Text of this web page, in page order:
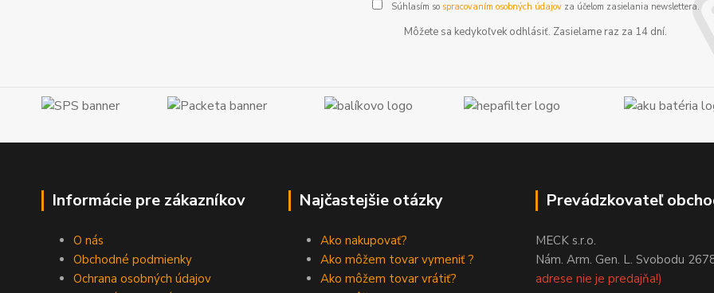
Súhlasím so spracovaním osobných údajovza účelom zasielania newslettera.
Môžete sa kedykoľvek odhlásiť. Zasielame raz za 14 dní.
Informácie pre zákazníkov
O nás
Obchodné podmienky
Ochrana osobných údajov
Najčastejšie otázky
Ako nakupovať?
Ako môžem tovar vymeniť ?
Ako môžem tovar vrátiť?
Prevádzkovateľ
MECK s.r.o.
Nám. Arm. Gen. L. Svobodu
adrese nie je predajňa!)